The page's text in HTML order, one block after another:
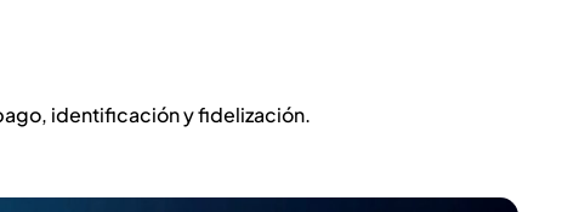
identificación y fidelización.